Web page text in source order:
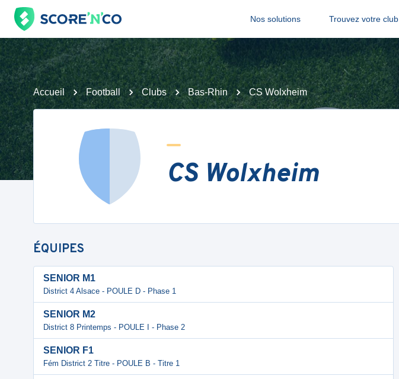
Nos solutions Trouvez votre club
Accueil Football Clubs Bas-Rhin CS Wolxheim
CS Wolxheim
ÉQUIPES
SENIOR M1
District 4 Alsace - POULE D - Phase 1
SENIOR M2
District 8 Printemps - POULE I - Phase 2
SENIOR F1
Fém District 2 Titre - POULE B - Titre 1